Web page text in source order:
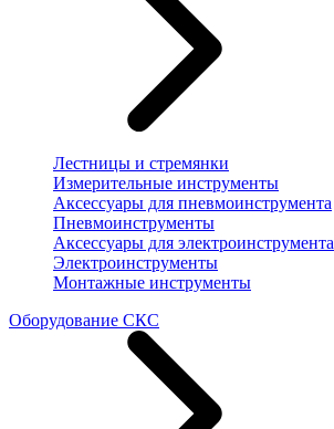
Лестницы и стремянки
Измерительные инструменты
Аксессуары для пневмоинструмента
Пневмоинструменты
Аксессуары для электроинструмента
Электроинструменты
Монтажные инструменты
Оборудование СКС